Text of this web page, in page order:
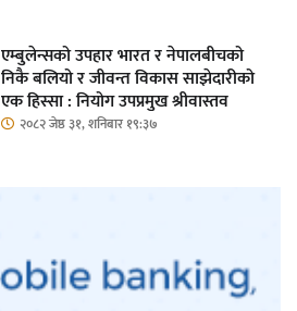
एम्बुलेन्सको उपहार भारत र नेपालबीचको
निकै बलियो र जीवन्त विकास साझेदारीको
एक हिस्सा : नियोग उपप्रमुख श्रीवास्तव
२०८२ जेष्ठ ३१, शनिबार १९:३७